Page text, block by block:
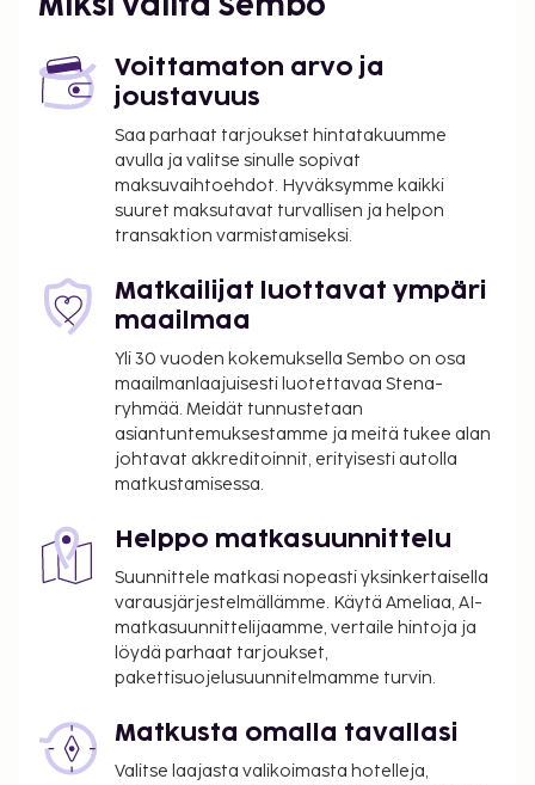
tässä majoituspaikassa. Saat lisätietoja asiasta
varausvahvistuksessa olevien tietojen avulla.
Majoituspaikan veloittamaan hintaan sisältyvät
pakolliset siivousmaksut.
Miksi valita Sembo
Voittamaton arvo ja
joustavuus
Saa parhaat tarjoukset hintatakuumme
avulla ja valitse sinulle sopivat
maksuvaihtoehdot. Hyväksymme kaikki
suuret maksutavat turvallisen ja helpon
transaktion varmistamiseksi.
Matkailijat luottavat ympäri
maailmaa
Yli 30 vuoden kokemuksella Sembo on osa
maailmanlaajuisesti luotettavaa Stena-
ryhmää. Meidät tunnustetaan
asiantuntemuksestamme ja meitä tukee alan
johtavat akkreditoinnit, erityisesti autolla
matkustamisessa.
Helppo matkasuunnittelu
Suunnittele matkasi nopeasti yksinkertaisella
varausjärjestelmällämme. Käytä Ameliaa, AI-
matkasuunnittelijaamme, vertaile hintoja ja
löydä parhaat tarjoukset,
pakettisuojelusuunnitelmamme turvin.
Matkusta omalla tavallasi
Valitse laajasta valikoimasta hotelleja,